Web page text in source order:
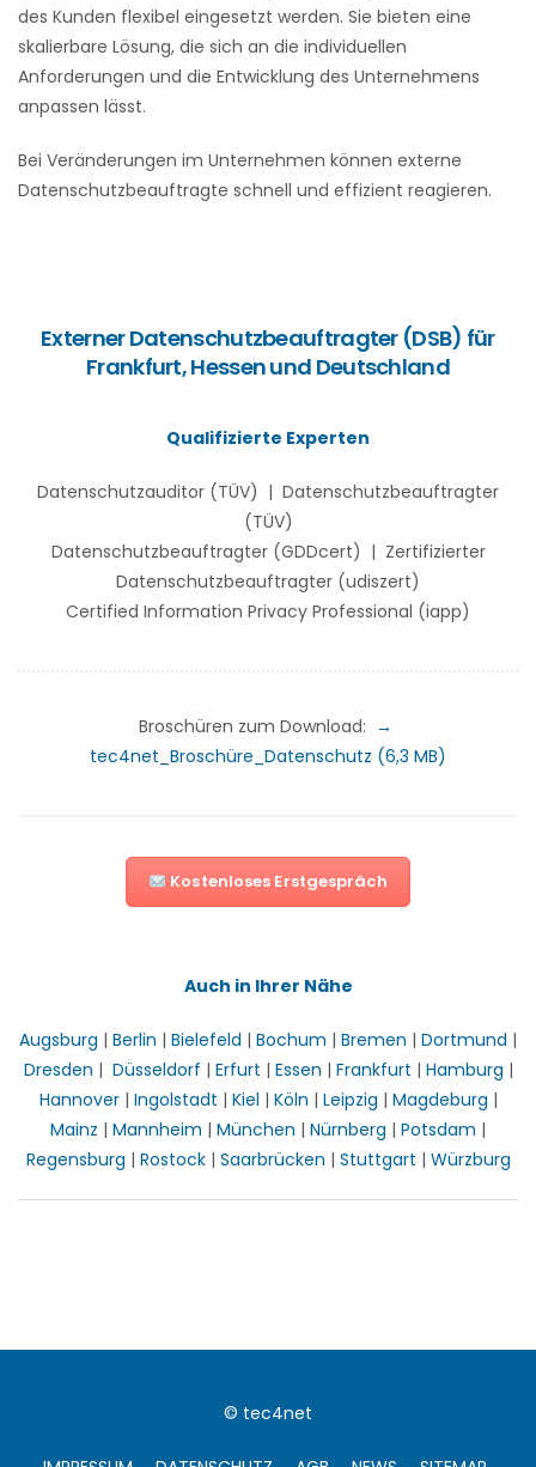
des Kunden flexibel eingesetzt werden. Sie bieten eine
skalierbare Lösung, die sich an die individuellen
Anforderungen und die Entwicklung des Unternehmens
anpassen lässt.
Bei Veränderungen im Unternehmen können externe
Datenschutzbeauftragte schnell und effizient reagieren.
Externer Datenschutzbeauftragter (DSB) für
Frankfurt, Hessen und Deutschland
Qualifizierte Experten
Datenschutzauditor (TÜV) | Datenschutzbeauftragter
(TÜV)
Datenschutzbeauftragter (GDDcert) | Zertifizierter
Datenschutzbeauftragter (udiszert)
Certified Information Privacy Professional (iapp)
Broschüren zum Download: →
tec4net_Broschüre_ Datenschutz (6,3 MB)
Kostenloses Erstgespräch
Auch in Ihrer Nähe
Augsburg | Berlin | Bielefeld | Bochum | Bremen | Dortmund |
Dresden | Düsseldorf | Erfurt | Essen | Frankfurt | Hamburg |
Hannover| Ingolstadt | Kiel | Köln | Leipzig | Magdeburg |
Mainz | Mannheim | München | Nürnberg | Potsdam |
Regensburg | Rostock| Saarbrücken | Stuttgart | Würzburg
© tec4net